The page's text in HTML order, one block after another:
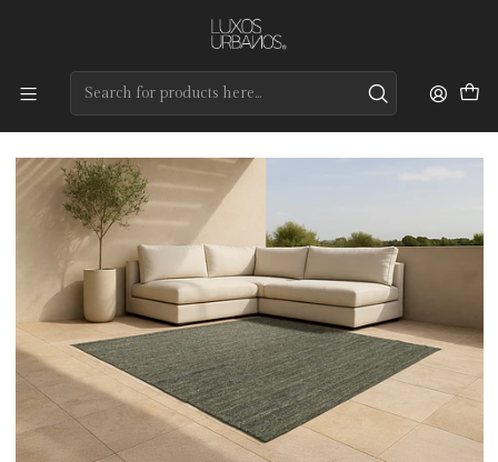
Preços de qualidade e entrega rápida